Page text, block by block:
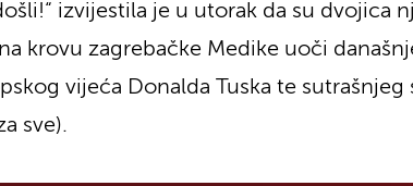
izvijestila je u utorak da su dvojica
krovu zagrebačke Medike uoči
vijeća Donalda Tuska te
sve).